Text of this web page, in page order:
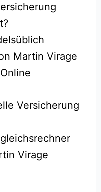
Martin Virage
Versicherung
Virage